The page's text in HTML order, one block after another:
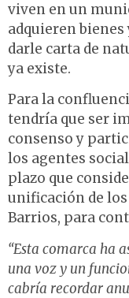
viven en un
adquieren
darle carta de
ya existe.
Para la
tendría que ser
consenso y
los agentes
plazo que
unificación de
Barrios, para
“Esta comarca ha
una voz y un
cabría recordar